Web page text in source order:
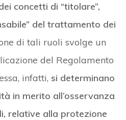
concetti di “titolare”,
del trattamento dei
di tali ruoli svolge un
del Regolamento
infatti, si determinano
in merito all’osservanza
relative alla protezione